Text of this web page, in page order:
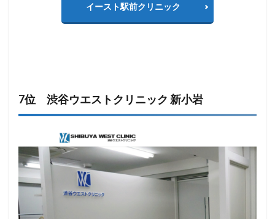
イースト駅前クリニック
7位 渋谷ウエストクリニック 新小岩